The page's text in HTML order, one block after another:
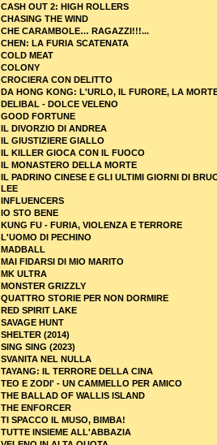
CASH OUT 2: HIGH ROLLERS
CHASING THE WIND
CHE CARAMBOLE… RAGAZZI!!!...
CHEN: LA FURIA SCATENATA
COLD MEAT
COLONY
CROCIERA CON DELITTO
DA HONG KONG: L'URLO, IL FURORE, LA
DELIBAL - DOLCE VELENO
GOOD FORTUNE
IL DIVORZIO DI ANDREA
IL GIUSTIZIERE GIALLO
IL KILLER GIOCA CON IL FUOCO
IL MONASTERO DELLA MORTE
IL PADRINO CINESE E GLI ULTIMI GIORNI DI
LEE
INFLUENCERS
IO STO BENE
KUNG FU - FURIA, VIOLENZA E TERRORE
L'UOMO DI PECHINO
MADBALL
MAI FIDARSI DI MIO MARITO
MK ULTRA
MONSTER GRIZZLY
QUATTRO STORIE PER NON DORMIRE
RED SPIRIT LAKE
SAVAGE HUNT
SHELTER (2014)
SING SING (2023)
SVANITA NEL NULLA
TAYANG: IL TERRORE DELLA CINA
TEO E ZODI' - UN CAMMELLO PER AMICO
THE BALLAD OF WALLIS ISLAND
THE ENFORCER
TI SPACCO IL MUSO, BIMBA!
TUTTE INSIEME ALL'ABBAZIA